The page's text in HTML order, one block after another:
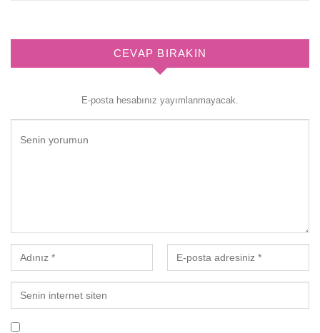
CEVAP BIRAKIN
E-posta hesabınız yayımlanmayacak.